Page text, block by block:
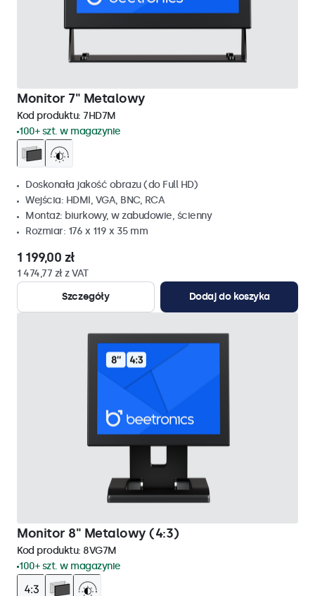
Monitor 7" Metalowy
Kod produktu: 7HD7M
100+ szt. w magazynie
Doskonała jakość obrazu (do Full HD)
Wejścia: HDMI, VGA, BNC, RCA
Montaż: biurkowy, w zabudowie, ścienny
Rozmiar: 176 x 119 x 35 mm
1 199,00 zł
1 474,77 zł z VAT
Szczegóły
Dodaj do koszyka
Monitor 8" Metalowy (4:3)
Kod produktu: 8VG7M
100+ szt. w magazynie